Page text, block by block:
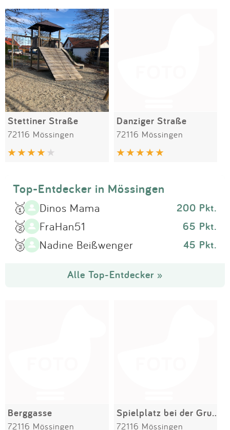
Anmelden
SPIELGERÄTE
Stettiner Straße
72116 Mössingen
Danziger Straße
72116 Mössingen
Top-Entdecker in Mössingen
🥇 Dinos Mama 200 Pkt.
🥈 FraHan51 65 Pkt.
🥉 Nadine Beißwenger 45 Pkt.
Alle Top-Entdecker »
Berggasse
72116 Mössingen
Spielplatz bei der Grundschule
72116 Mössingen